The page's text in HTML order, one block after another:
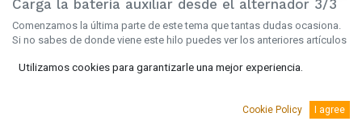
Carga la batería auxiliar desde el alternador 3/3
Comenzamos la última parte de este tema que tantas dudas ocasiona.
Si no sabes de donde viene este hilo puedes ver los anteriores artículos
camper consumo Instalación
Utilizamos cookies para garantizarle una mejor experiencia.
Cookie Policy I agree